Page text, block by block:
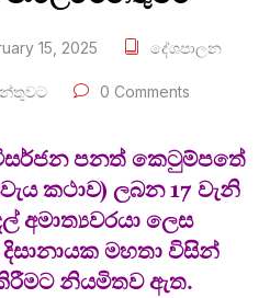
15, 2025 දේශපාලන
0 Comments
විසර්ජන පනත් කෙටුම්පතේ
කථාව) ලබන 17 වැනි
අමාත්‍යවරයා ලෙස
මහතා විසින්
නියමිතව ඇත.